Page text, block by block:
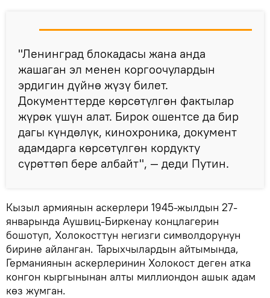
"Ленинград блокадасы жана анда
жашаган эл менен коргоочулардын
эрдигин дүйнө жүзү билет.
Документтерде көрсөтүлгөн фактылар
жүрөк үшүн алат. Бирок ошентсе да бир
дагы күндөлүк, кинохроника, документ
адамдарга көрсөтүлгөн кордукту
сүрөттөп бере албайт", — деди Путин.
Кызыл армиянын аскерлери 1945-жылдын 27-
январында Аушвиц-Биркенау концлагерин
бошотуп, Холокосттун негизги символдорунун
бирине айланган. Тарыхчылардын айтымында,
Германиянын аскерлеринин Холокост деген атка
конгон кыргынынан алты миллиондон ашык адам
көз жумган.